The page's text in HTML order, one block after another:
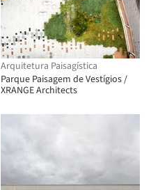
Arquitetura Paisagística
Parque Paisagem de Vestígios /
XRANGE Architects